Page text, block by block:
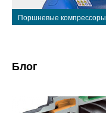
Поршневые компрессоры
Блог